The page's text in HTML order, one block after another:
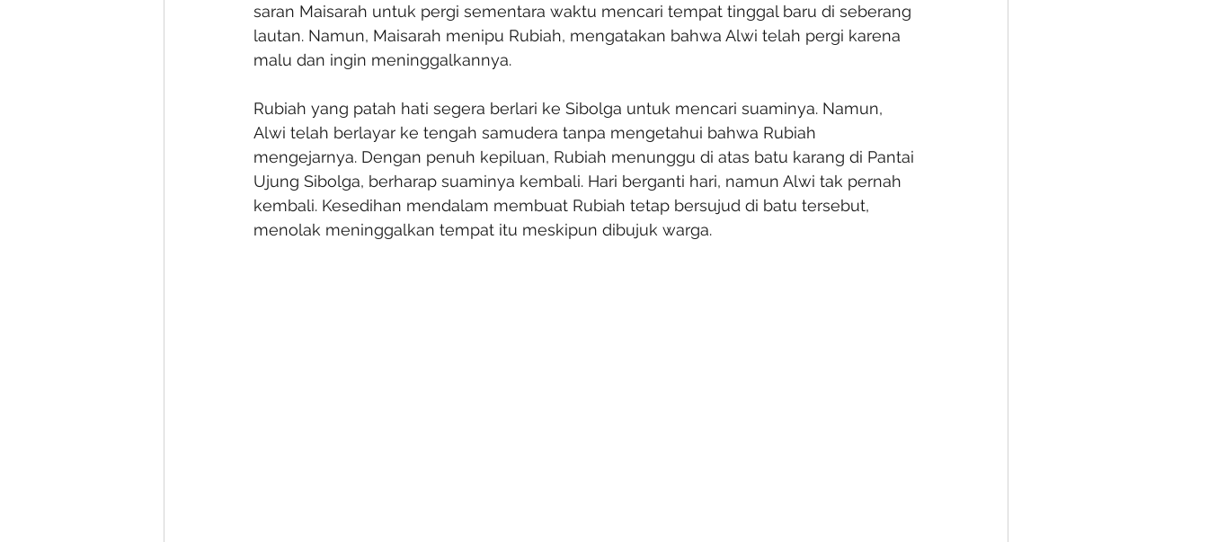
saran Maisarah untuk pergi sementara waktu mencari tempat tinggal baru di seberang
lautan. Namun, Maisarah menipu Rubiah, mengatakan bahwa Alwi telah pergi karena
malu dan ingin meninggalkannya.
Rubiah yang patah hati segera berlari ke Sibolga untuk mencari suaminya. Namun,
Alwi telah berlayar ke tengah samudera tanpa mengetahui bahwa Rubiah
mengejarnya. Dengan penuh kepiluan, Rubiah menunggu di atas batu karang di Pantai
Ujung Sibolga, berharap suaminya kembali. Hari berganti hari, namun Alwi tak pernah
kembali. Kesedihan mendalam membuat Rubiah tetap bersujud di batu tersebut,
menolak meninggalkan tempat itu meskipun dibujuk warga.